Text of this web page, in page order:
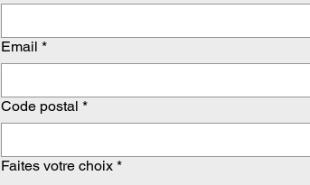
Email *
Code postal *
Faites votre choix *